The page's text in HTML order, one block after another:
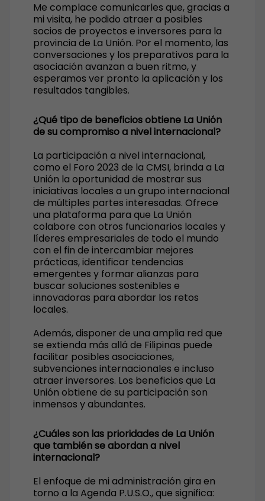
Me complace comunicarles que, gracias a
mi visita, he podido atraer a posibles
socios de proyectos e inversores para la
provincia de La Unión. Por el momento, las
conversaciones y los preparativos para la
asociación avanzan a buen ritmo, y
esperamos ver pronto la aplicación y los
resultados tangibles.
¿Qué tipo de beneficios obtiene La Unión
de su compromiso a nivel internacional?
La participación a nivel internacional,
como el Foro 2023 de la CMSI, brinda a La
Unión la oportunidad de mostrar sus
iniciativas locales a un grupo internacional
de múltiples partes interesadas. Ofrece
una plataforma para que La Unión
colabore con otros funcionarios locales y
líderes empresariales de todo el mundo
con el fin de intercambiar mejores
prácticas, identificar tendencias
emergentes y formar alianzas para
buscar soluciones sostenibles e
innovadoras para abordar los retos
locales.
Además, disponer de una amplia red que
se extienda más allá de Filipinas puede
facilitar posibles asociaciones,
subvenciones internacionales e incluso
atraer inversores. Los beneficios que La
Unión obtiene de su participación son
inmensos y abundantes.
¿Cuáles son las prioridades de La Unión
que también se abordan a nivel
internacional?
El enfoque de mi administración gira en
torno a la Agenda P.U.S.O., que significa: